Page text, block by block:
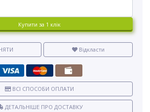
Купити за 1 клiк
Відкласти
ВСІ СПОСОБИ ОПЛАТИ
ДЕТАЛЬНІШЕ ПРО ДОСТАВКУ